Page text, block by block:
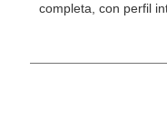
completa, con perfil